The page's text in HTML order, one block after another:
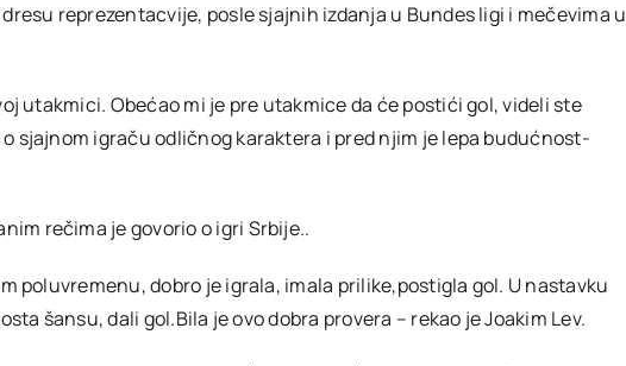
reprezentacvije, posle sjajnih izdanja u Bundes ligi i mečevima u
utakmici. Obećao mi je pre utakmice da će postići gol, videli ste
sjajnom igraču odličnog karaktera i pred njim je lepa budućnost-
rečima je govorio o igri Srbije..
poluvremenu, dobro je igrala, imala prilike,postigla gol. U nastavku
šansu, dali gol.Bila je ovo dobra provera – rekao je Joakim Lev.